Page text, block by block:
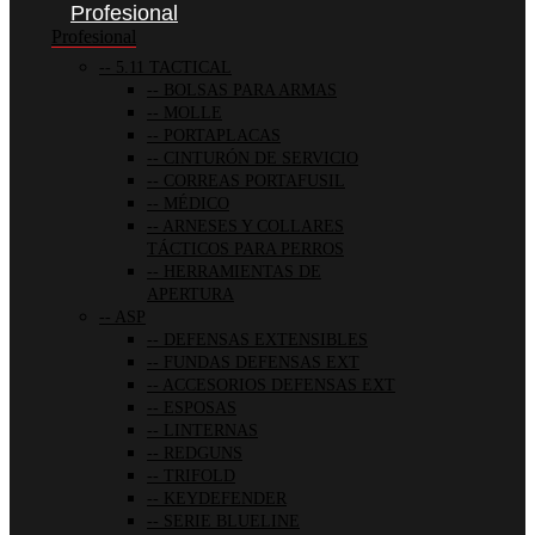
Profesional
Profesional
5.11 TACTICAL
BOLSAS PARA ARMAS
MOLLE
PORTAPLACAS
CINTURÓN DE SERVICIO
CORREAS PORTAFUSIL
MÉDICO
ARNESES Y COLLARES
TÁCTICOS PARA PERROS
HERRAMIENTAS DE
APERTURA
ASP
DEFENSAS EXTENSIBLES
FUNDAS DEFENSAS EXT
ACCESORIOS DEFENSAS EXT
ESPOSAS
LINTERNAS
REDGUNS
TRIFOLD
KEYDEFENDER
SERIE BLUELINE